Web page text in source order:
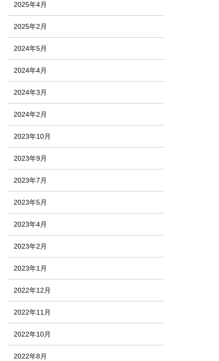
2025年4月
2025年2月
2024年5月
2024年4月
2024年3月
2024年2月
2023年10月
2023年9月
2023年7月
2023年5月
2023年4月
2023年2月
2023年1月
2022年12月
2022年11月
2022年10月
2022年8月